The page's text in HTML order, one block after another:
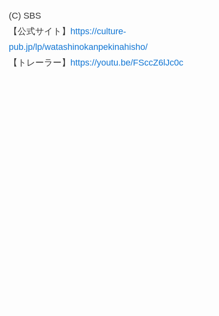
(C) SBS
【公式サイト】 https://culture-
pub.jp/lp/watashinokanpekinahisho/
【トレーラー】 https://youtu.be/FSccZ6lJc0c